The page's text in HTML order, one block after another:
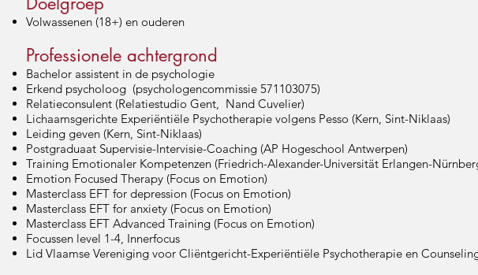
Volwassenen (18+) en ouderen
Professionele achtergrond
Bachelor assistent in de psychologie
Erkend psycholoog (psychologencommissie 571103075)
Relatieconsulent (Relatiestudio Gent, Nand Cuvelier)
Lichaamsgerichte Experiëntiële Psychotherapie volgens Pesso (Kern, Sint-Niklaas)
Leiding geven (Kern, Sint-Niklaas)
Postgraduaat Supervisie-Intervisie-Coaching (AP Hogeschool Antwerpen)
Training Emotionaler Kompetenzen (Friedrich-Alexander-Universität Erlangen-
Emotion Focused Therapy (Focus on Emotion)
Masterclass EFT for depression (Focus on Emotion)
Masterclass EFT for anxiety (Focus on Emotion)
Masterclass EFT Advanced Training (Focus on Emotion)
Focussen level 1-4, Innerfocus
Lid Vlaamse Vereniging voor Cliëntgericht-Experiëntiële Psychotherapie en